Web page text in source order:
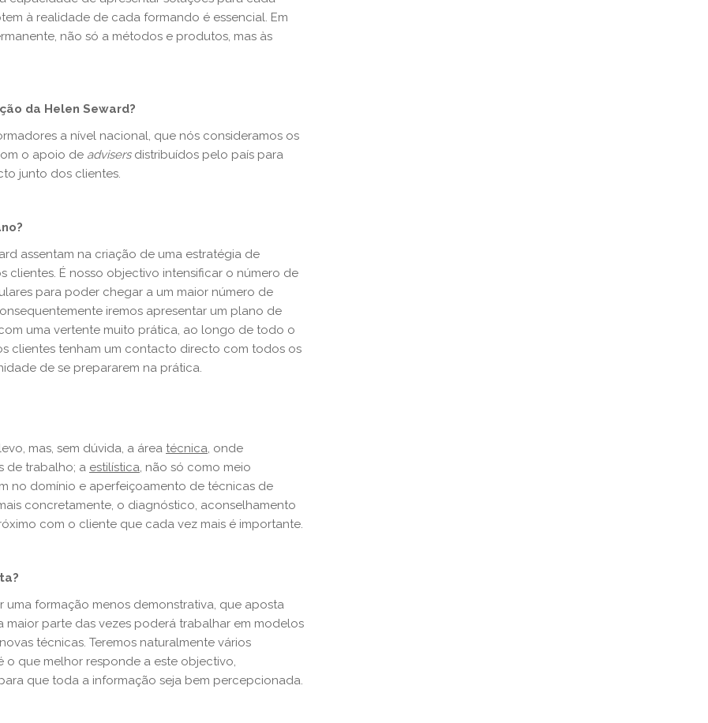
à realidade de cada formando é essencial. Em
não só a métodos e produtos, mas às
da Helen Seward?
a nível nacional, que nós consideramos os
o apoio de advisersdistribuídos pelo país para
junto dos clientes.
assentam na criação de uma estratégia de
clientes. É nosso objectivo intensificar o número de
para poder chegar a um maior número de
iremos apresentar um plano de
uma vertente muito prática, ao longo de todo o
clientes tenham um contacto directo com todos os
de se prepararem na prática.
mas, sem dúvida, a área técnica, onde
de trabalho; a estilística, não só como meio
no domínio e aperfeiçoamento de técnicas de
concretamente, o diagnóstico, aconselhamento
com o cliente que cada vez mais é importante.
uma formação menos demonstrativa, que aposta
maior parte das vezes poderá trabalhar em modelos
técnicas. Teremos naturalmente vários
o que melhor responde a este objectivo,
que toda a informação seja bem percepcionada.